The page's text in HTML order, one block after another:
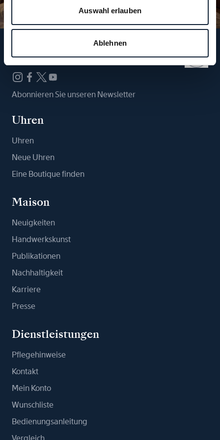
Auswahl erlauben
Ablehnen
Folgen Sie uns
Abonnieren Sie unseren Newsletter
Uhren
Uhren
Neue Uhren
Eine Boutique finden
Maison
Neuigkeiten
Handwerkskunst
Publikationen
Nachhaltigkeit
Karriere
Presse
Dienstleistungen
Pflegehinweise
Kontakt
Mein Konto
Wunschliste
Bedienungsanleitung